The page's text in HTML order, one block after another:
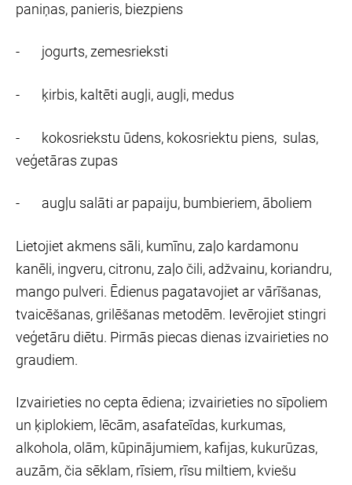
paniņas, panieris, biezpiens
- jogurts, zemesrieksti
- ķirbis, kaltēti augļi, augļi, medus
- kokosriekstu ūdens, kokosriektu piens, sulas,
veģetāras zupas
- augļu salāti ar papaiju, bumbieriem, āboliem
Lietojiet akmens sāli, kumīnu, zaļo kardamonu
kanēli, ingveru, citronu, zaļo čili, adžvainu, koriandru,
mango pulveri. Ēdienus pagatavojiet ar vārīšanas,
tvaicēšanas, grilēšanas metodēm. Ievērojiet stingri
veģetāru diētu. Pirmās piecas dienas izvairieties no
graudiem.
Izvairieties no cepta ēdiena; izvairieties no sīpoliem
un ķiplokiem, lēcām, asafateīdas, kurkumas,
alkohola, olām, kūpinājumiem, kafijas, kukurūzas,
auzām, čia sēklam, rīsiem, rīsu miltiem, kviešu